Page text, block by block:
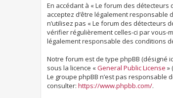
En accédant à « Le forum des détecteurs
acceptez d’être légalement responsable
n’utilisez pas « Le forum des détecteurs
vérifier régulièrement celles-ci par vous-
légalement responsable des conditions
Notre forum est de type phpBB (désigné
sous la licence «General Public License »
Le groupe phpBB n’est pas responsable
consulter: https://www.phpbb.com/.